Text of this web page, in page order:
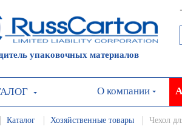
упаковочных материалов
О компании
Каталог Хозяйственные товары Чехол